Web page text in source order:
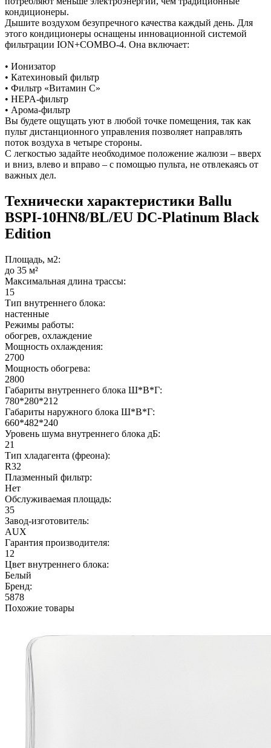
кондиционеры.
Дышите воздухом безупречного качества каждый день. Для
этого кондиционеры оснащены инновационной системой
фильтрации ION+COMBO-4. Она включает:
• Ионизатор
• Катехиновый фильтр
• Фильтр «Витамин С»
• HEPA-фильтр
• Арома-фильтр
Вы будете ощущать уют в любой точке помещения, так как
пульт дистанционного управления позволяет направлять
поток воздуха в четыре стороны.
С легкостью задайте необходимое положение жалюзи – вверх
и вниз, влево и вправо – с помощью пульта, не отвлекаясь от
важных дел.
Технически характеристики Ballu
BSPI-10HN8/BL/EU DC-Platinum Black
Edition
Площадь, м2:
до 35 м²
Максимальная длина трассы:
15
Тип внутреннего блока:
настенные
Режимы работы:
обогрев, охлаждение
Мощность охлаждения:
2700
Мощность обогрева:
2800
Габариты внутреннего блока Ш*В*Г:
780*280*212
Габариты наружного блока Ш*В*Г:
660*482*240
Уровень шума внутреннего блока дБ:
21
Тип хладагента (фреона):
R32
Плазменный фильтр:
Нет
Обслуживаемая площадь:
35
Завод-изготовитель:
AUX
Гарантия производителя:
12
Цвет внутреннего блока:
Белый
Бренд:
5878
Похожие товары